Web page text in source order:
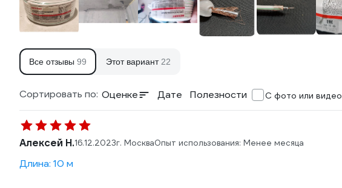
Все отзывы 99 Этот вариант 22
Сортировать по: Оценке Дате Полезности С фото или видео
Алексей Н.16.12.2023г. МоскваОпыт использования: Менее месяца
Длина: 10 м